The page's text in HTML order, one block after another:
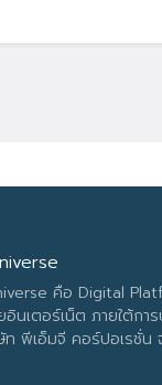
คือ Digital
อินเตอร์เน็ต ภายใต้กา
พีเอ็มจี คอร์ปอเรชั่น